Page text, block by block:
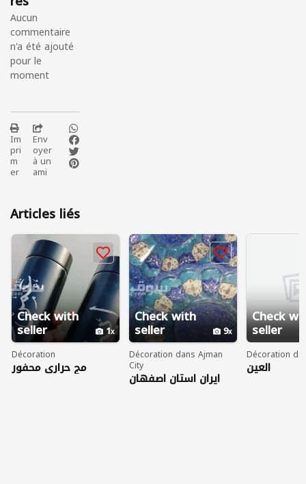
Aucun
commentaire
n'a été ajouté
pour le
moment
Im
pri
m
er
Env
oyer
à un
ami
Articles liés
Check with
seller 1
Décoration
مج حراري محفور
بالاسم
Check with
seller 9
Décoration dans Ajman
City
ایران استان اصفهان
شهرستان اصفهان
Check
seller
Décoration
العين